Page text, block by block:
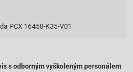
PCX 16450-K35-V01
s odborným vyškoleným personálem